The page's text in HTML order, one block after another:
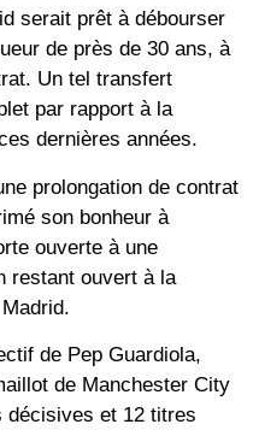
serait prêt à débourser
de près de 30 ans, à
Un tel transfert
par rapport à la
dernières années.
prolongation de contrat
son bonheur à
ouverte à une
restant ouvert à la
de Pep Guardiola,
de Manchester City
décisives et 12 titres